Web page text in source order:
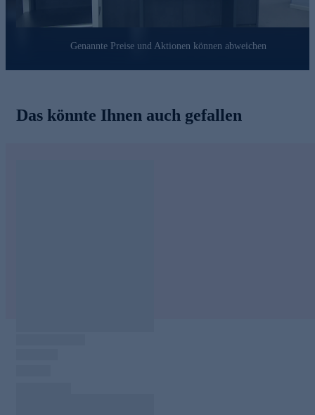
Genannte Preise und Aktionen können abweichen
Das könnte Ihnen auch gefallen